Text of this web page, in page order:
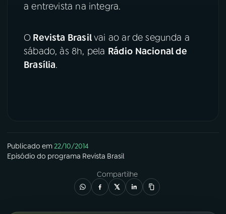
TikTok
a entrevista na integra.
O Revista Brasilvai ao ar de segunda a
sábado, às 8h, pela Rádio Nacional de
Brasília.
Publicado em22/10/2014
Episódio do programa Revista Brasil
Compartilhe